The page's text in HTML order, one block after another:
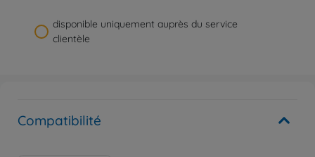
disponible uniquement auprès du service
clientèle
Compatibilité